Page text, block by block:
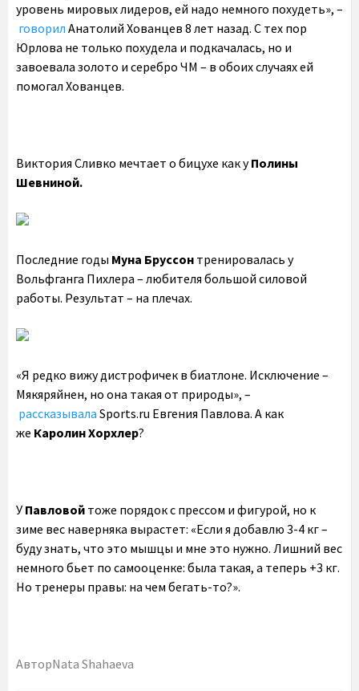
уровень мировых лидеров, ей надо немного похудеть», –
говорил Анатолий Хованцев 8 лет назад. С тех пор
Юрлова не только похудела и подкачалась, но и
завоевала золото и серебро ЧМ – в обоих случаях ей
помогал Хованцев.
Виктория Сливко мечтает о бицухе какуПолины
Шевниной.
Последние годы Муна Бруссон тренировалась у
Вольфганга Пихлера – любителя большой силовой
работы. Результат – на плечах.
«Я редко вижу дистрофичек в биатлоне. Исключение –
Мякяряйнен, но она такая от природы», –
рассказывала Sports.ru Евгения Павлова. А как
же Каролин Хорхлер?
У Павловой тоже порядок с прессом и фигурой, но к
зиме вес наверняка вырастет: «Если я добавлю 3-4 кг –
буду знать, что это мышцы и мне это нужно. Лишний вес
немного бьет по самооценке: была такая, а теперь +3 кг.
Но тренеры правы: на чем бегать-то?».
АвторNata Shahaeva